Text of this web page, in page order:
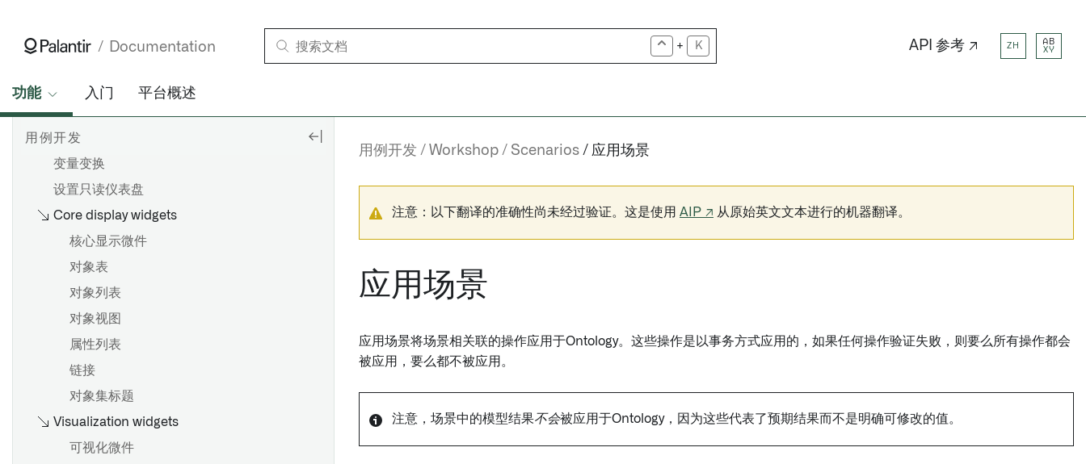
Documentation + K API 参考 ↗ ZH
AB
XY
功能 入门 平台概述
用例开发
结构体变量
翻译
变量支持的设计
变量变换
设置只读仪表盘
Core display widgets
核心显示微件
对象表
对象列表
对象视图
属性列表
链接
对象集标题
Visualization widgets
可视化微件
用例开发 Workshop Scenarios 应用场景
注意：以下翻译的准确性尚未经过验证。这是使用 AIP ↗ 从原始英文文本进行的机器翻译。
应用场景
应用场景将场景相关联的操作应用于Ontology。这些操作是以事务方式应用的，如果任何操作验证失败，则要么所有操作都会
被应用，要么都不被应用。
注意，场景中的模型结果不会被应用于Ontology，因为这些代表了预期结果而不是明确可修改的值。